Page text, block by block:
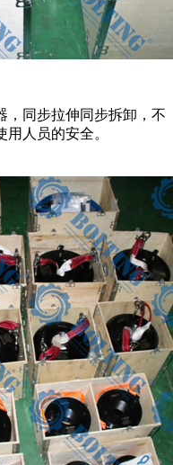
，同步拉伸同步拆卸，不
用人员的安全。